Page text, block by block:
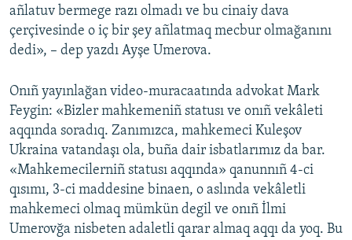
añlatuv bermege razı olmadı ve bu cinaiy dava
çerçivesinde o iç bir şey añlatmaq mecbur olmağanını
dedi», – dep yazdı Ayşe Umerova.
Onıñ yayınlağan video-muracaatında advokat Mark
Feygin: «Bizler mahkemeniñ statusı ve onıñ vekâleti
aqqında soradıq. Zanımızca, mahkemeci Kuleşov
Ukraina vatandaşı ola, buña dair isbatlarımız da bar.
«Mahkemecilerniñ statusı aqqında» qanunnıñ 4-ci
qısımı, 3-ci maddesine binaen, o aslında vekâletli
mahkemeci olmaq mümkün degil ve onıñ İlmi
Umerovğa nisbeten adaletli qarar almaq aqqı da yoq. Bu